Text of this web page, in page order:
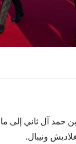
حمد آل ثاني إلى
ونيبال.